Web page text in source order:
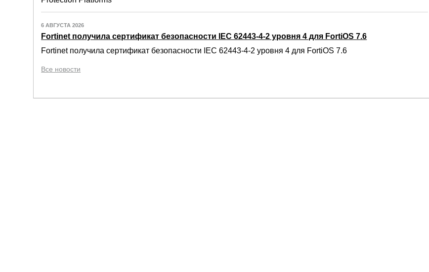
6 АВГУСТА 2026
Fortinet получила сертификат безопасности IEC 62443-4-2 уровня 4 для FortiOS 7.6
Fortinet получила сертификат безопасности IEC 62443-4-2 уровня 4 для FortiOS 7.6
Все новости